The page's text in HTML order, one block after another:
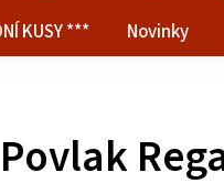
KUSY *** Novinky